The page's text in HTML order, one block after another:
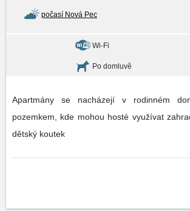
počasí Nová Pec
Wi-Fi
Po domluvě
Apartmány se nacházejí v rodinném
pozemkem, kde mohou hosté využívat
dětský koutek